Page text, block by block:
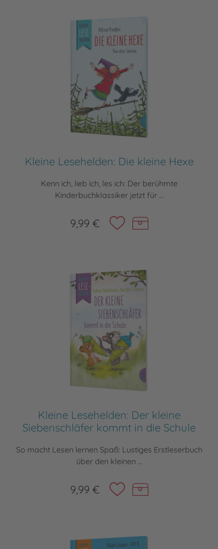
Kleine Lesehelden: Die kleine Hexe
Kenn ich, lieb ich, les ich: Der berühmte
Kinderbuchklassiker jetzt für ...
9,99 €
Kleine Lesehelden: Der kleine
Siebenschläfer kommt in die Schule
So macht Lesen lernen Spaß: Lustiges Erstleserbuch
über den kleinen ...
9,99 €